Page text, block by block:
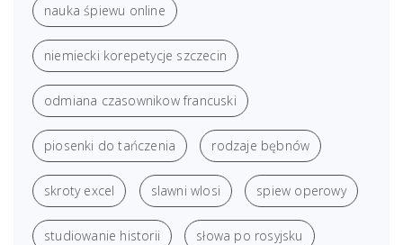
nauka śpiewu online
niemiecki korepetycje szczecin
odmiana czasownikow francuski
piosenki do tańczenia rodzaje bębnów
skroty excel slawni wlosi spiew operowy
studiowanie historii słowa po rosyjsku